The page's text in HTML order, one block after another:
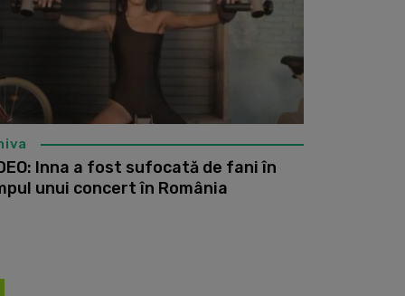
Inna a fost sufocată de fani în
unui concert în România